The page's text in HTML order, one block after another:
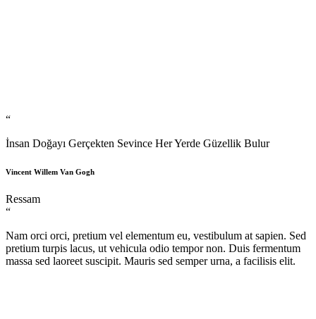
“
İnsan Doğayı Gerçekten Sevince Her Yerde Güzellik Bulur
Vincent Willem Van Gogh
Ressam
“
Nam orci orci, pretium vel elementum eu, vestibulum at sapien. Sed
pretium turpis lacus, ut vehicula odio tempor non. Duis fermentum
massa sed laoreet suscipit. Mauris sed semper urna, a facilisis elit.